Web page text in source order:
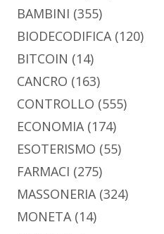
BAMBINI (355)
BIODECODIFICA (120)
BITCOIN (14)
CANCRO (163)
CONTROLLO (555)
ECONOMIA (174)
ESOTERISMO (55)
FARMACI (275)
MASSONERIA (324)
MONETA (14)